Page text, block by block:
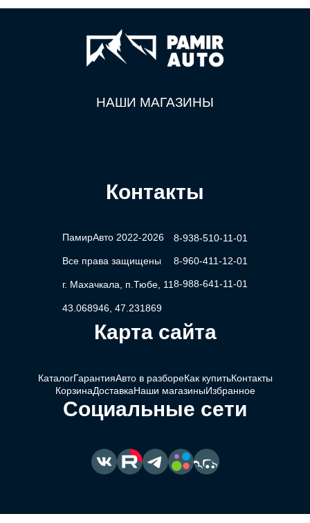
НАШИ МАГАЗИНЫ
Контакты
ПамирАвто 2022-2026
Все права защищены
г. Махачкала, п.Тюбе, 11
43.068946, 47.231869
8-938-510-11-01
8-960-411-12-01
8-988-641-11-01
Карта сайта
КаталогГарантияАвто в разбореКак купитьКонтакты
КорзинаДоставкаНаши магазиныИзбранное
Социальные сети